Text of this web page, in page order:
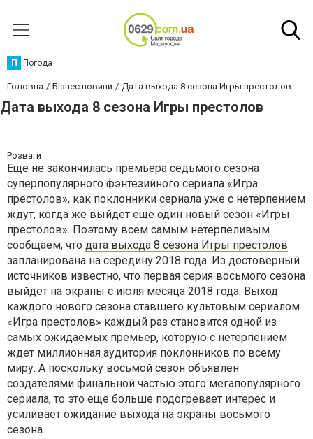
П Погода
Головна Бізнес новини Дата выхода 8 сезона Игры престолов
Дата выхода 8 сезона Игры престолов
Розваги
Еще не закончилась премьера седьмого сезона
суперпопулярного фэнтезийного сериала «Игра
престолов», как поклонники сериала уже с нетерпением
ждут, когда же выйдет еще один новый сезон «Игры
престолов». Поэтому всем самым нетерпеливым
сообщаем, что дата выхода 8 сезона Игры престолов
запланирована на середину 2018 года. Из достоверный
источников известно, что первая серия восьмого сезона
выйдет на экраны с июля месяца 2018 года. Выход
каждого нового сезона ставшего культовым сериалом
«Игра престолов» каждый раз становится одной из
самых ожидаемых премьер, которую с нетерпением
ждет миллионная аудитория поклонников по всему
миру. А поскольку восьмой сезон объявлен
создателями финальной частью этого мегапопулярного
сериала, то это еще больше подогревает интерес и
усиливает ожидание выхода на экраны восьмого
сезона.